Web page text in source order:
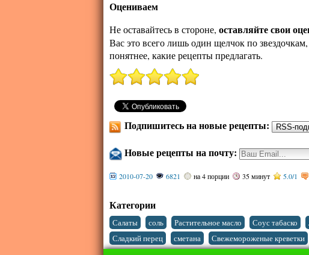
Оцениваем
Не оставайтесь в стороне, оставляйте свои
Вас это всего лишь один щелчок по
понятнее, какие рецепты предлагать.
Подпишитесь на новые рецепты:
Новые рецепты на почту:
2010-07-20 6821 на 4 порции 35 минут 5.0/1
Категории
Салаты соль Растительное масло Соус табаско
Сладкий перец сметана Свежемороженые креветки